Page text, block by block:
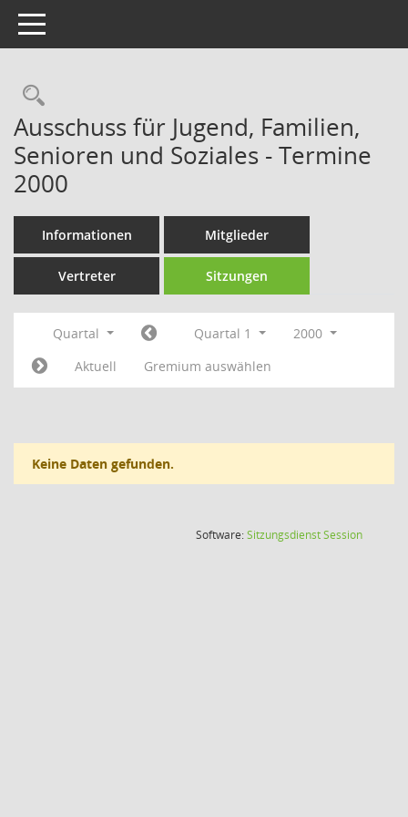
Toggle navigation
Rechercheauswahl
Ausschuss für Jugend, Familien,
Senioren und Soziales - Termine
2000
Informationen Mitglieder
Vertreter Sitzungen
Quartal Quartal 1
2000
Aktuell
Gremium auswählen
Keine Daten gefunden.
Software:SitzungsdienstSession(Wird in